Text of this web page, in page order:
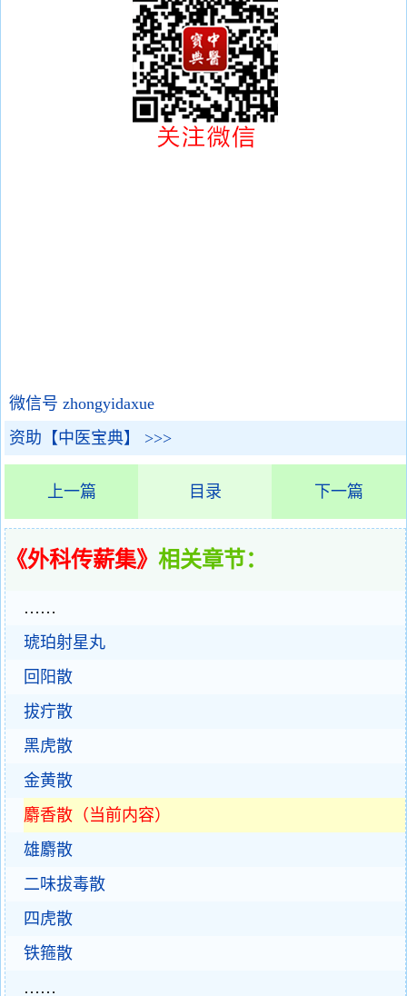
微信号 zhongyidaxue
资助【中医宝典】 >>>
上一篇 目录 下一篇
《外科传薪集》 相关章节：
……
琥珀射星丸
回阳散
拔疔散
黑虎散
金黄散
麝香散（当前内容）
雄麝散
二味拔毒散
四虎散
铁箍散
……